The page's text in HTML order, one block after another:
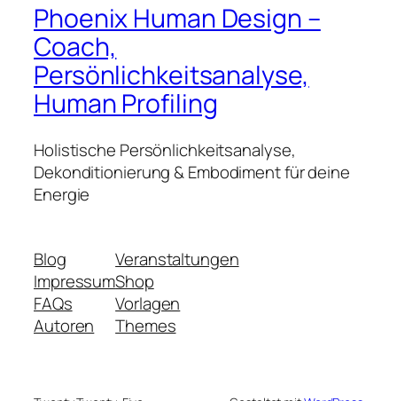
Phoenix Human Design –
Coach,
Persönlichkeitsanalyse,
Human Profiling
Holistische Persönlichkeitsanalyse,
Dekonditionierung & Embodiment für deine
Energie
Blog
Impressum
FAQs
Autoren
Veranstaltungen
Shop
Vorlagen
Themes